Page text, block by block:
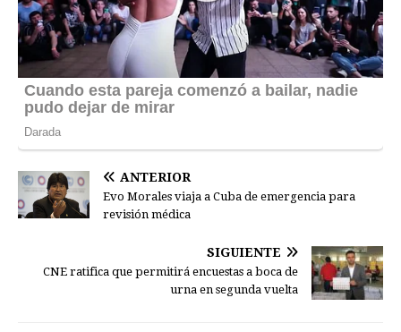
ANTERIOR
Evo Morales viaja a Cuba de emergencia para
revisión médica
SIGUIENTE
CNE ratifica que permitirá encuestas a boca de
urna en segunda vuelta